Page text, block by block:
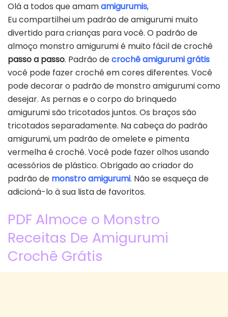
Olá a todos que amamamigurumis,
Eu compartilhei um padrão de amigurumi muito
divertido para crianças para você. O padrão de
almoço monstro amigurumi é muito fácil de crochê
passo a passo. Padrão decrochê amigurumi grátis
você pode fazer crochê em cores diferentes. Você
pode decorar o padrão de monstro amigurumi como
desejar. As pernas e o corpo do brinquedo
amigurumi são tricotados juntos. Os braços são
tricotados separadamente. Na cabeça do padrão
amigurumi, um padrão de omelete e pimenta
vermelha é crochê. Você pode fazer olhos usando
acessórios de plástico. Obrigado ao criador do
padrão de monstro amigurumi. Não se esqueça de
adicioná-lo à sua lista de favoritos.
PDF Almoce o Monstro
Receitas De Amigurumi
Crochê Grátis